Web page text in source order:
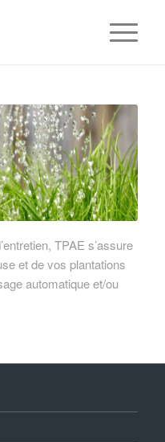
TPAE s’assure
et de vos plantations
automatique et/ou